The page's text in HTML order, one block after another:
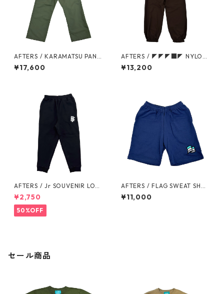
AFTERS / KARAMATSU PANT
S
¥17,600
AFTERS / ◤◤◤■◤ NYLON
PANTS
¥13,200
AFTERS / Jr SOUVENIR LOG
O SWEAT PANTS
¥2,750
50%OFF
AFTERS / FLAG SWEAT SHO
RTS
¥11,000
セール商品